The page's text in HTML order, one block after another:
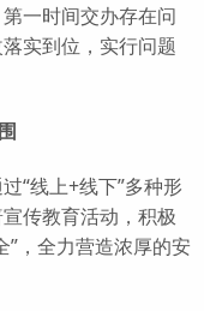
一时间交办存在问
实到位，实行问题
线上+线下”多种形
传教育活动，积极
”，全力营造浓厚的安